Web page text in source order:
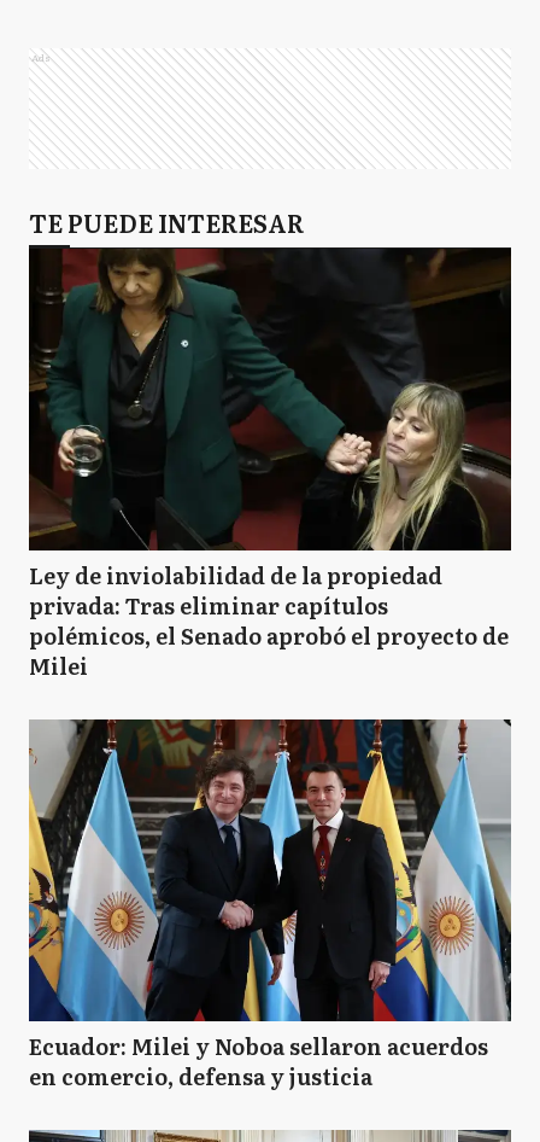
Ads
TE PUEDE INTERESAR
Ley de inviolabilidad de la propiedad
privada: Tras eliminar capítulos
polémicos, el Senado aprobó el proyecto de
Milei
Ecuador: Milei y Noboa sellaron acuerdos
en comercio, defensa y justicia